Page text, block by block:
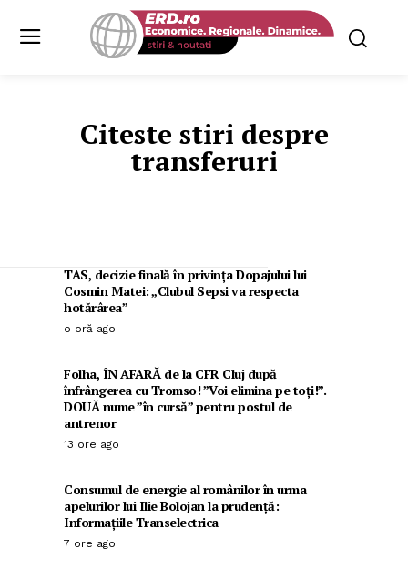
Citeste stiri despre
transferuri
TAS, decizie finală în privința Dopajului lui
Cosmin Matei: „Clubul Sepsi va respecta
hotărârea”
o oră ago
Folha, ÎN AFARĂ de la CFR Cluj după
înfrângerea cu Tromso! ”Voi elimina pe toți!”.
DOUĂ nume ”în cursă” pentru postul de
antrenor
13 ore ago
Consumul de energie al românilor în urma
apelurilor lui Ilie Bolojan la prudență:
Informațiile Transelectrica
7 ore ago